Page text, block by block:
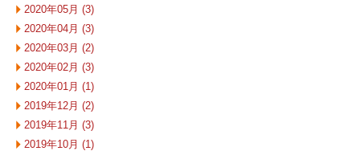
2020年05月 (3)
2020年04月 (3)
2020年03月 (2)
2020年02月 (3)
2020年01月 (1)
2019年12月 (2)
2019年11月 (3)
2019年10月 (1)